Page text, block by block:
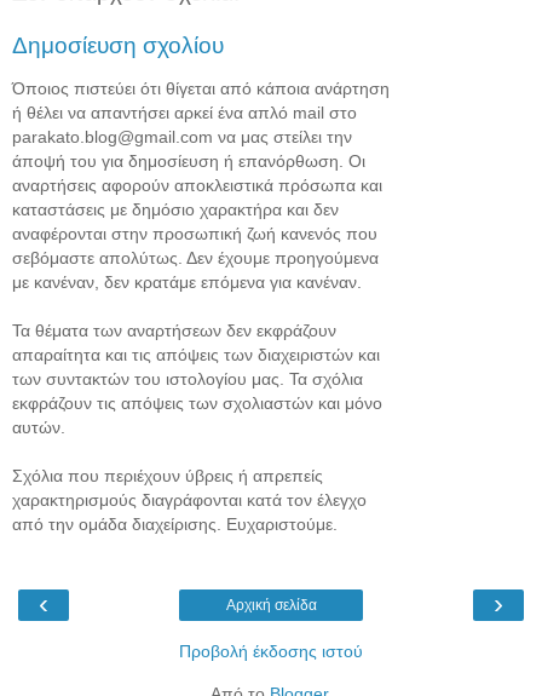
Δημοσίευση σχολίου
Όποιος πιστεύει ότι θίγεται από κάποια ανάρτηση
ή θέλει να απαντήσει αρκεί ένα απλό mail στο
parakato.blog@gmail.com να μας στείλει την
άποψή του για δημοσίευση ή επανόρθωση. Οι
αναρτήσεις αφορούν αποκλειστικά πρόσωπα και
καταστάσεις με δημόσιο χαρακτήρα και δεν
αναφέρονται στην προσωπική ζωή κανενός που
σεβόμαστε απολύτως. Δεν έχουμε προηγούμενα
με κανέναν, δεν κρατάμε επόμενα για κανέναν.
Τα θέματα των αναρτήσεων δεν εκφράζουν
απαραίτητα και τις απόψεις των διαχειριστών και
των συντακτών του ιστολογίου μας. Τα σχόλια
εκφράζουν τις απόψεις των σχολιαστών και μόνο
αυτών.
Σχόλια που περιέχουν ύβρεις ή απρεπείς
χαρακτηρισμούς διαγράφονται κατά τον έλεγχο
από την ομάδα διαχείρισης. Ευχαριστούμε.
‹ ›
Αρχική σελίδα
Προβολή έκδοσης ιστού